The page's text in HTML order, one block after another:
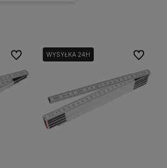
Do ulubionychWYSYŁKA 24H
WYSYŁKA 24H Do